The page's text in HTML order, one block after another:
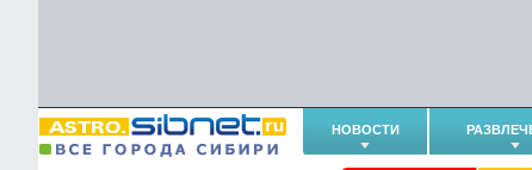
НОВОСТИ